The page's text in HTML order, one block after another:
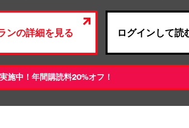
ンの詳細を見る ログインして読
実施中！年間購読料20%オフ！